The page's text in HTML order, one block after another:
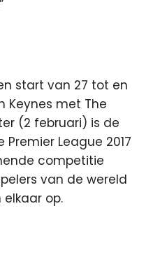
start van 27 tot en
Keynes met The
(2 februari) is de
League 2017
competitie
van de wereld
op.